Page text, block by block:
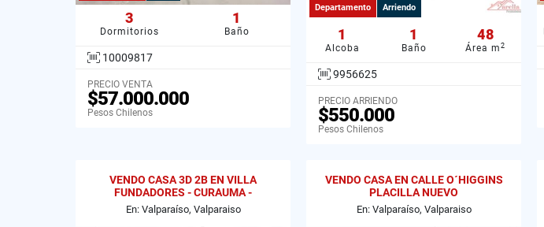
3
Dormitorios
1
Baño
10009817
PRECIO VENTA
$57.000.000
Pesos Chilenos
Departamento Arriendo
1
Alcoba
1
Baño
48
Área m 2
9956625
PRECIO ARRIENDO
$550.000
Pesos Chilenos
VENDO CASA 3D 2B EN VILLA
FUNDADORES - CURAUMA -
VALPARAISO.
En: Valparaíso, Valparaiso
VENDO CASA EN CALLE O´HIGGINS
PLACILLA NUEVO
En: Valparaíso, Valparaiso